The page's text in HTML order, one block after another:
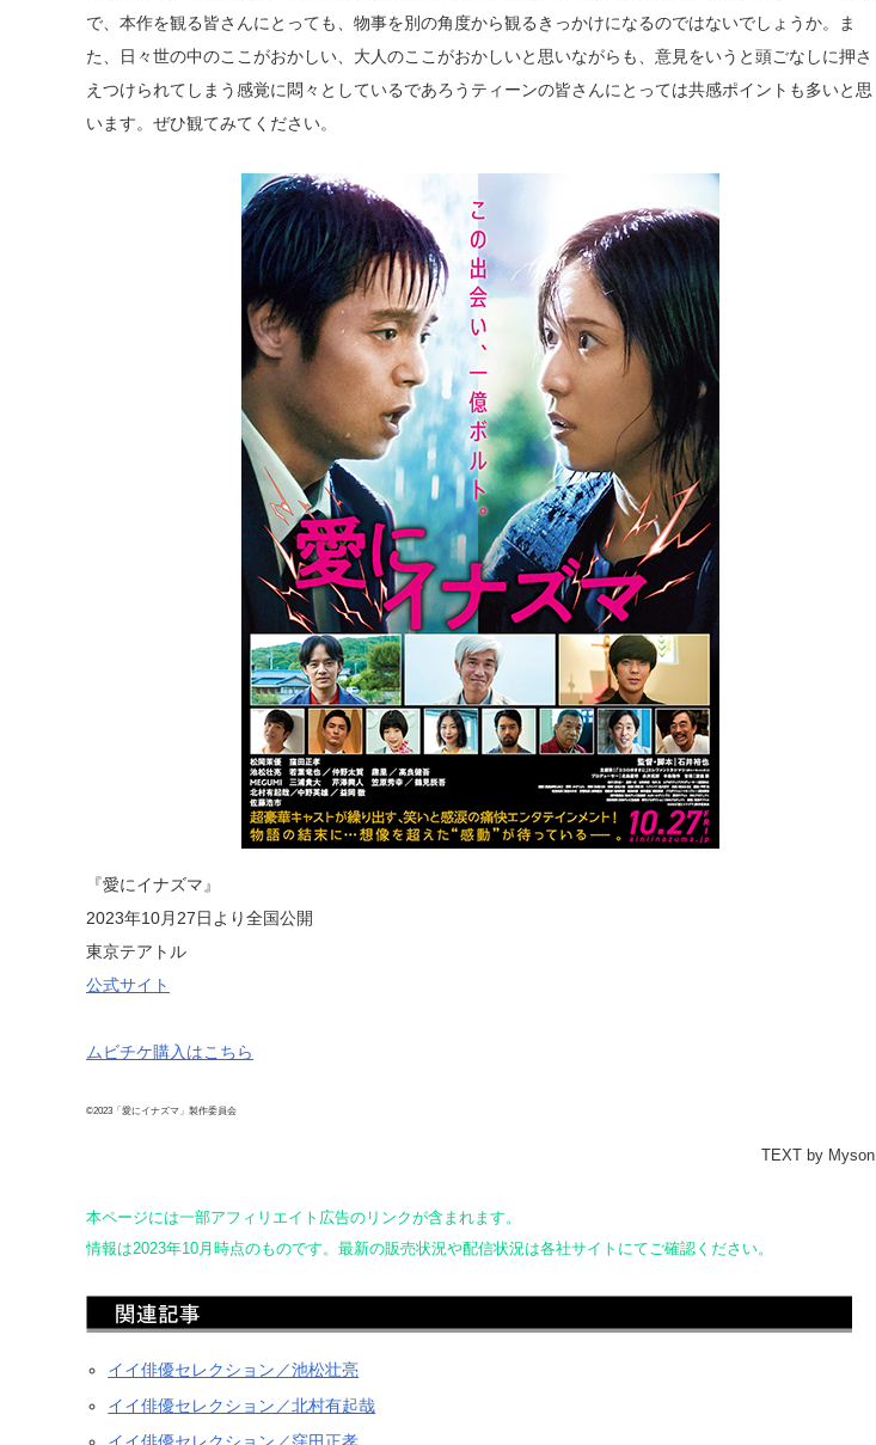
で、本作を観る皆さんにとっても、物事を別の角度から観るきっかけになるのではないでしょうか。ま
た、日々世の中のここがおかしい、大人のここがおかしいと思いながらも、意見をいうと頭ごなしに押さ
えつけられてしまう感覚に悶々としているであろうティーンの皆さんにとっては共感ポイントも多いと思
います。ぜひ観てみてください。
『愛にイナズマ』
2023年10月27日より全国公開
東京テアトル
公式サイト
ムビチケ購入はこちら
©2023「愛にイナズマ」製作委員会
TEXT by Myson
本ページには一部アフィリエイト広告のリンクが含まれます。
情報は2023年10月時点のものです。最新の販売状況や配信状況は各社サイトにてご確認ください。
イイ俳優セレクション／池松壮亮
イイ俳優セレクション／北村有起哉